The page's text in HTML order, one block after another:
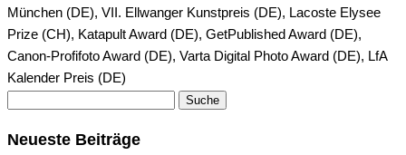
München (DE), VII. Ellwanger Kunstpreis (DE), Lacoste Elysee
Prize (CH), Katapult Award (DE), GetPublished Award (DE),
Canon-Profifoto Award (DE), Varta Digital Photo Award (DE), LfA
Kalender Preis (DE)
Neueste Beiträge